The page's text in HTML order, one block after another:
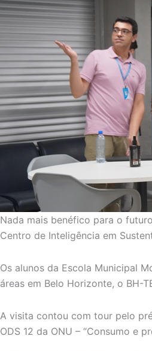
Nada mais benéfico para o
Centro de Inteligência em
Os alunos da Escola Municipal
áreas em Belo Horizonte, o BH-
A visita contou com tour pelo
ODS 12 da ONU – “Consumo e